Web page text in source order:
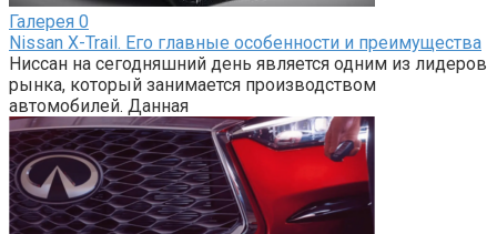
Галерея 0
Nissan X-Trail. Его главные особенности и преимущества
Ниссан на сегодняшний день является одним из лидеров
рынка, который занимается производством
автомобилей. Данная